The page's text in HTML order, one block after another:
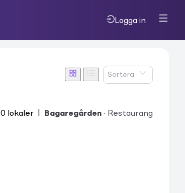
Logga in
Sortera
0 lokaler Bagaregården · Restaurang